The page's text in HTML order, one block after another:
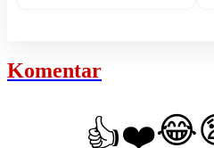
Komentar
👍❤️😂